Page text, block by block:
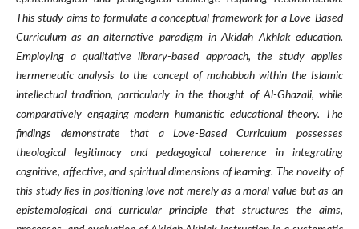
This study aims to formulate a conceptual framework for a Love-Based
Curriculum as an alternative paradigm in Akidah Akhlak education.
Employing a qualitative library-based approach, the study applies
hermeneutic analysis to the concept of mahabbah within the Islamic
intellectual tradition, particularly in the thought of Al-Ghazali, while
comparatively engaging modern humanistic educational theory. The
findings demonstrate that a Love-Based Curriculum possesses
theological legitimacy and pedagogical coherence in integrating
cognitive, affective, and spiritual dimensions of learning. The novelty of
this study lies in positioning love not merely as a moral value but as an
epistemological and curricular principle that structures the aims,